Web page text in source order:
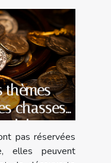
thèmes
chasses
pas réservées
elles peuvent